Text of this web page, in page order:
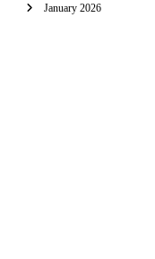
January 2026